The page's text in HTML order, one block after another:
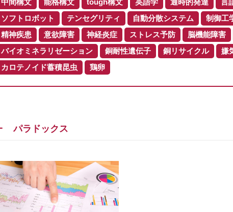
中間構文
能格構文 tough構文 英語学 通時的発達 言
ソフトロボット
テンセグリティ 自動分散システム 制御工
精神疾患
意欲障害 神経炎症 ストレス予防 脳機能障害
バイオミネラリゼーション
銅耐性遺伝子 銅リサイクル 嫌
カロテノイド蓄積昆虫
鶏卵
パラドックス